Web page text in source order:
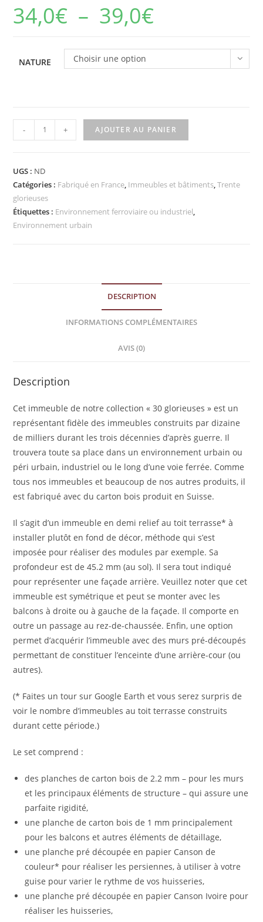
34,0€ – 39,0€
NATURE Choisir une option
- + AJOUTER AU PANIER
UGS : ND
Catégories : Fabriqué en France Immeubles et bâtiments ,Trente
glorieuses
Étiquettes : Environnement ferroviaire ou industriel
Environnement urbain
DESCRIPTION
INFORMATIONS COMPLÉMENTAIRES
AVIS (0)
Description
Cet immeuble de notre collection « 30 glorieuses » est un
représentant fidèle des immeubles construits par dizaine
de milliers durant les trois décennies d’après guerre. Il
trouvera toute sa place dans un environnement urbain ou
péri urbain, industriel ou le long d’une voie ferrée. Comme
tous nos immeubles et beaucoup de nos autres produits, il
est fabriqué avec du carton bois produit en Suisse.
Il s’agit d’un immeuble en demi relief au toit terrasse* à
installer plutôt en fond de décor, méthode qui s’est
imposée pour réaliser des modules par exemple. Sa
profondeur est de 45.2 mm (au sol). Il sera tout indiqué
pour représenter une façade arrière. Veuillez noter que cet
immeuble est symétrique et peut se monter avec les
balcons à droite ou à gauche de la façade. Il comporte en
outre un passage au rez-de-chaussée. Enfin, une option
permet d’acquérir l’immeuble avec des murs pré-découpés
permettant de constituer l’enceinte d’une arrière-cour (ou
autres).
(* Faites un tour sur Google Earth et vous serez surpris de
voir le nombre d’immeubles au toit terrasse construits
durant cette période.)
Le set comprend :
des planches de carton bois de 2.2 mm – pour les murs
et les principaux éléments de structure – qui assure une
parfaite rigidité,
une planche de carton bois de 1 mm principalement
pour les balcons et autres éléments de détaillage,
une planche pré découpée en papier Canson de
couleur* pour réaliser les persiennes, à utiliser à votre
guise pour varier le rythme de vos huisseries,
une planche pré découpée en papier Canson Ivoire pour
réaliser les huisseries,